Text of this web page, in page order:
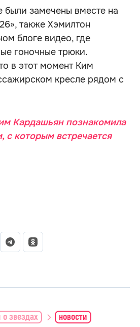
были замечены вместе на
также Хэмилтон
блоге видео, где
гоночные трюки.
в этот момент Ким
кресле рядом с
Кардашьян познакомила
с которым встречается
о звездах новости